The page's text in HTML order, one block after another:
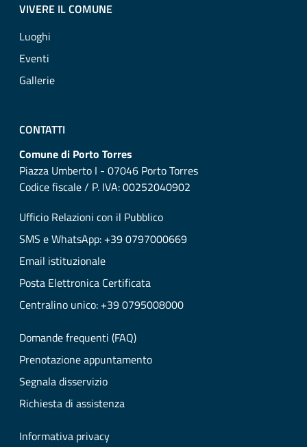
VIVERE IL COMUNE
Luoghi
Eventi
Gallerie
CONTATTI
Comune di Porto Torres
Piazza Umberto I - 07046 Porto Torres
Codice fiscale / P. IVA: 00252040902
Ufficio Relazioni con il Pubblico
SMS e WhatsApp: +39 0797000669
Email istituzionale
Posta Elettronica Certificata
Centralino unico: +39 0795008000
Domande frequenti (FAQ)
Prenotazione appuntamento
Segnala disservizio
Richiesta di assistenza
Informativa privacy